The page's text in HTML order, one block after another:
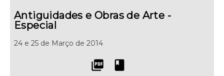
Antiguidades e Obras de Arte -
Especial
24 e 25 de Março de 2014
picture_as_pdf
book